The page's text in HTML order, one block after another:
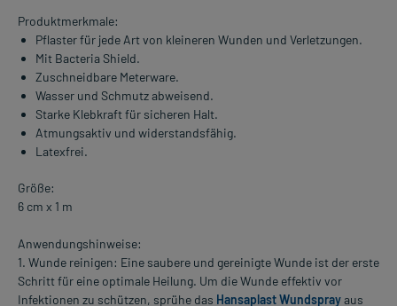
Produktmerkmale:
Pflaster für jede Art von kleineren Wunden und Verletzungen.
Mit Bacteria Shield.
Zuschneidbare Meterware.
Wasser und Schmutz abweisend.
Starke Klebkraft für sicheren Halt.
Atmungsaktiv und widerstandsfähig.
Latexfrei.
Größe:
6 cm x 1 m
Anwendungshinweise:
1. Wunde reinigen: Eine saubere und gereinigte Wunde ist der erste
Schritt für eine optimale Heilung. Um die Wunde effektiv vor
Infektionen zu schützen, sprühe das Hansaplast Wundsprayaus